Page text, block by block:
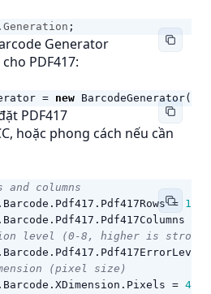
;
Generator
PDF417:
= new BarcodeGenerator(
PDF417
hoặc phong cách nếu cần
columns
. Barcode . Pdf417 . Pdf417Rows = 10
. Barcode . Pdf417 . Pdf417Columns
level (0-8, higher is
. Barcode . Pdf417 . Pdf417ErrorLevel
(pixel size)
. Barcode . XDimension . Pixels = 4